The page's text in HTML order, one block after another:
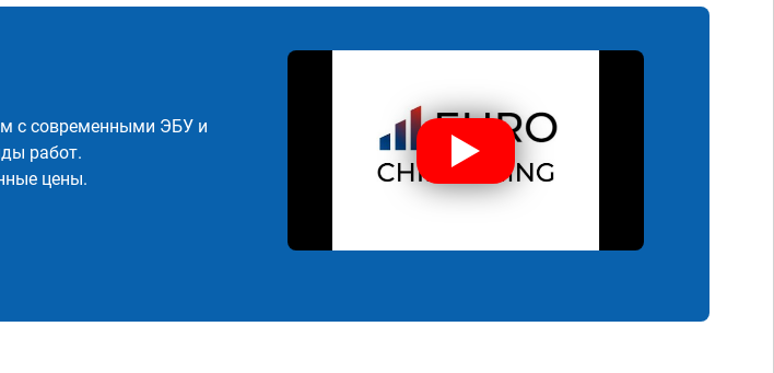
с современными ЭБУ и
работ.
цены.